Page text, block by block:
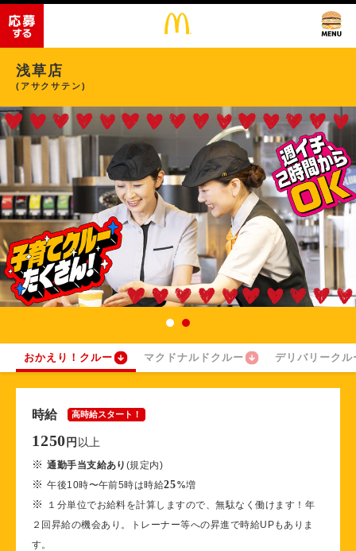
浅草店
(アサクサテン)
おかえり！クルー マクドナルドクルー デリバリークル
高時給スタート！
時給
1250 円 以上
※通勤手当支給あり (規定内)
※午後10時〜午前5時は時給25%増
※
１分単位でお給料を計算しますので、無駄なく働けます！年
２回昇給の機会あり。トレーナー等への昇進で時給UPもありま
す。